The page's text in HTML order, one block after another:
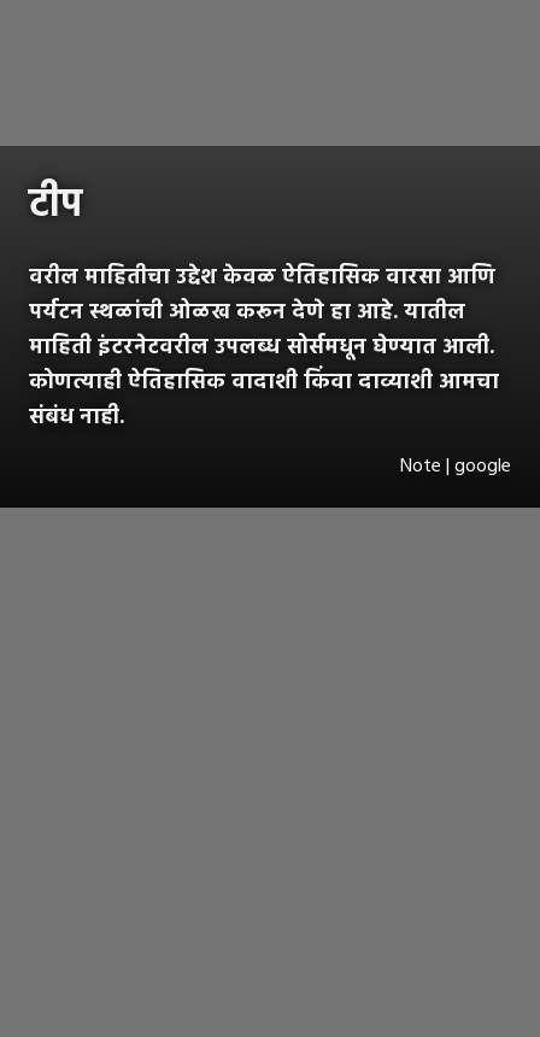
टीप
वरील माहितीचा उद्देश केवळ ऐतिहासिक वारसा आणि
पर्यटन स्थळांची ओळख करून देणे हा आहे. यातील
माहिती इंटरनेटवरील उपलब्ध सोर्समधून घेण्यात आली.
कोणत्याही ऐतिहासिक वादाशी किंवा दाव्याशी आमचा
संबंध नाही.
Note | google